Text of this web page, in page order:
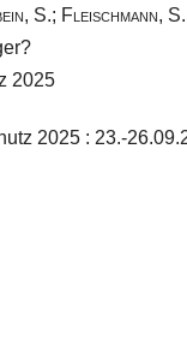
S.; Fleischmann, S.
2025
2025 : 23.-